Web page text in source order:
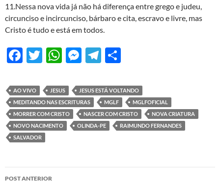
11.Nessa nova vida já não há diferença entre grego e judeu,
circunciso e incircunciso, bárbaro e cita, escravo e livre, mas
Cristo é tudo e está em todos.
F
e
b
o
o
k
T
itt
er
W
at
s
A
p
M
se
n
g
er
T
e
gr
a
m
ar
e
AO VIVO JESUS
JESUS ESTÁ VOLTANDO
MEDITANDO NAS ESCRITURAS
MGLF
MGLFOFICIAL
MORRER COM CRISTO
NASCER COM CRISTO
NOVA CRIATURA
NOVO NACIMENTO
OLINDA-PE
RAIMUNDO FERNANDES
SALVADOR
Navegação
POST ANTERIOR